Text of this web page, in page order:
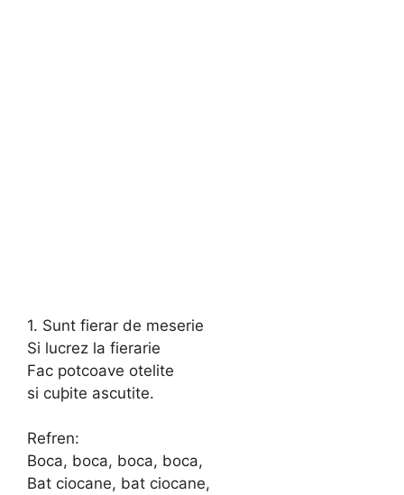
1. Sunt fierar de meserie
Si lucrez la fierarie
Fac potcoave otelite
si cuþite ascutite.
Refren:
Boca, boca, boca, boca,
Bat ciocane, bat ciocane,